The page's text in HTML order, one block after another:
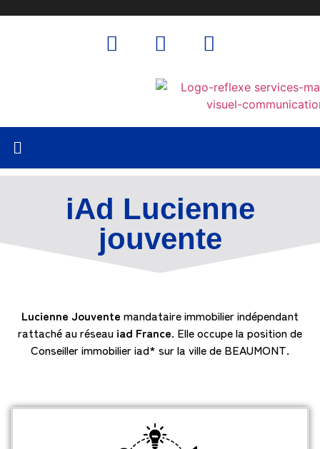
iAd Lucienne
jouvente
Lucienne Jouvente mandataire immobilier indépendant
rattaché au réseau iad France. Elle occupe la position de
Conseiller immobilier iad* sur la ville de BEAUMONT.